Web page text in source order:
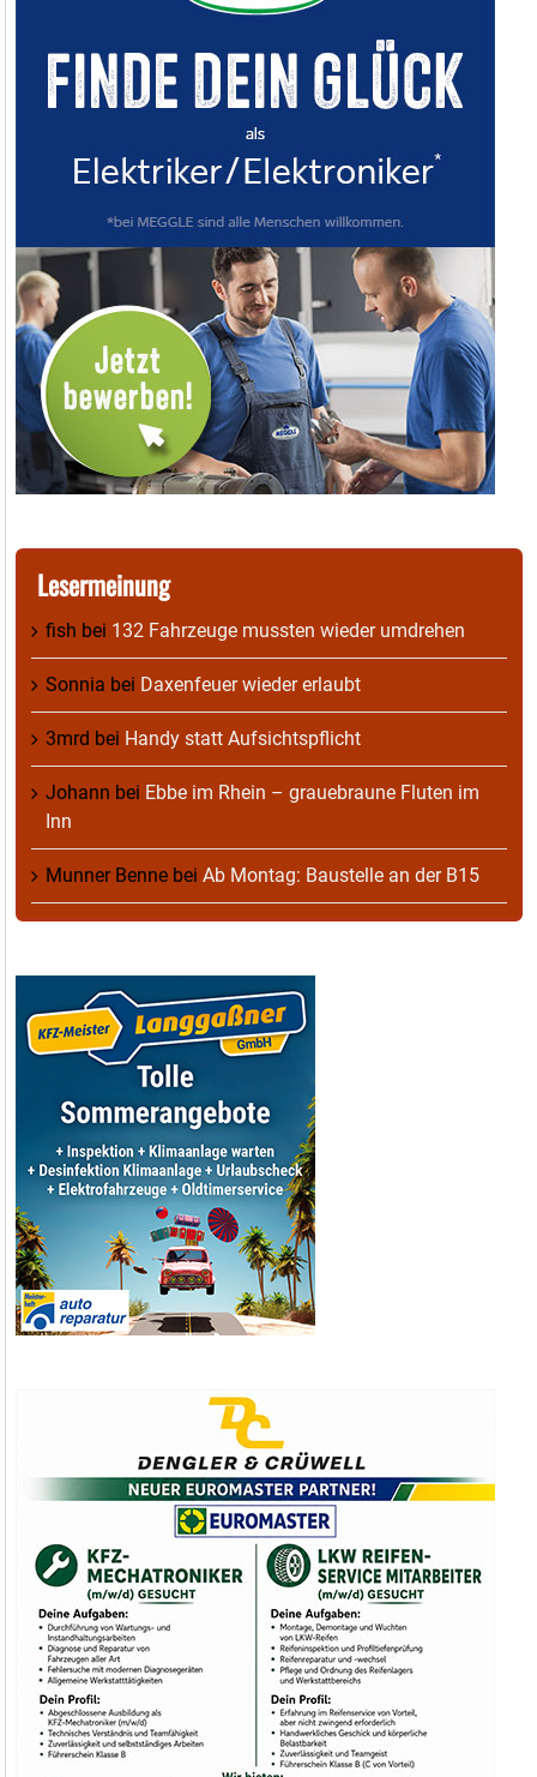
Lesermeinung
fish bei 132 Fahrzeuge mussten wieder umdrehen
Sonnia bei Daxenfeuer wieder erlaubt
3mrd bei Handy statt Aufsichtspflicht
Johann bei Ebbe im Rhein – grauebraune Fluten im
Inn
Munner Benne bei Ab Montag: Baustelle an der B15